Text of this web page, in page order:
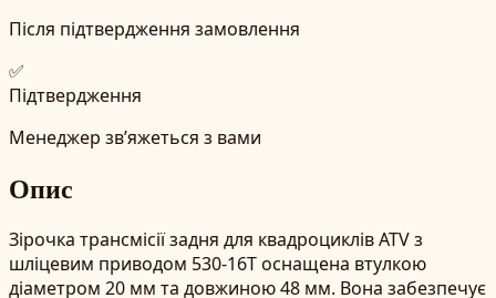
Після підтвердження замовлення
✅
Підтвердження
Менеджер зв’яжеться з вами
Опис
Зірочка трансмісії задня для квадроциклів ATV з
шліцевим приводом 530-16T оснащена втулкою
діаметром 20 мм та довжиною 48 мм. Вона забезпечує